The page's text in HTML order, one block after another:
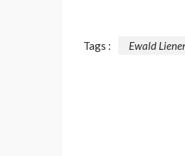
Tags : Ewald